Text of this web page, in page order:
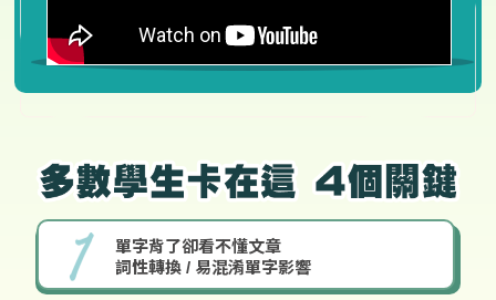
單字背了卻看不懂文章
詞性轉換 / 易混淆單字影響